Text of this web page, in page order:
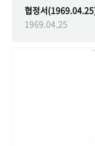
협정서
1969.04.25